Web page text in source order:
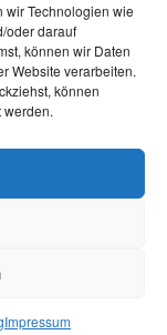
wir Technologien wie
oder darauf
können wir Daten
Website verarbeiten.
können
werden.
Impressum
zu
deutschen
Archiv